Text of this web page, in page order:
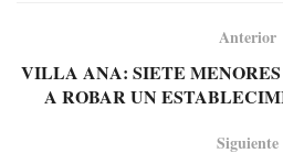
Anterior
VILLA ANA: SIETE
A ROBAR UN
Siguiente